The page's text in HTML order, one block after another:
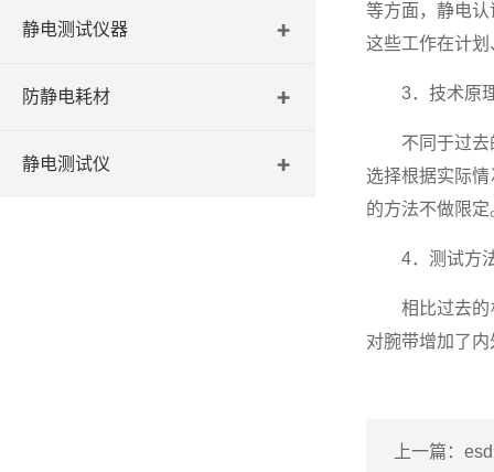
静电测试仪器
防静电耗材
静电测试仪
等方面，静电
这些工作在计
3．技术原理
不同于过去的
选择根据实际
的方法不做限
4．测试方法
相比过去的
对腕带增加了
上一篇：